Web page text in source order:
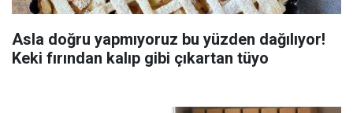
Asla doğru yapmıyoruz bu yüzden dağılıyor!
Keki fırından kalıp gibi çıkartan tüyo